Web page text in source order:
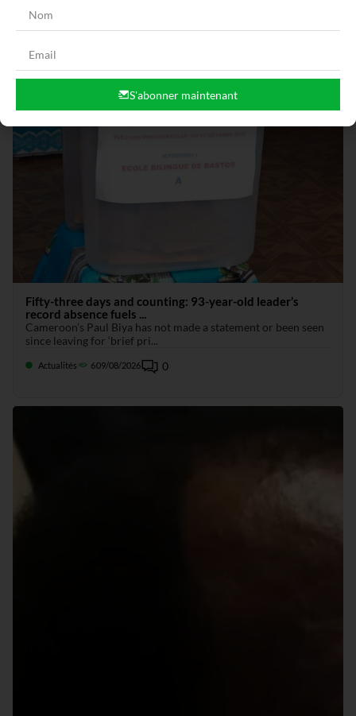
Fifty-three days and counting: 93-year-old leader’s
record absence fuels ...
Cameroon’s Paul Biya has not made a statement or been seen
since leaving for ‘brief pri...
Actualités 609/08/2026 0
S'abonner maintenant